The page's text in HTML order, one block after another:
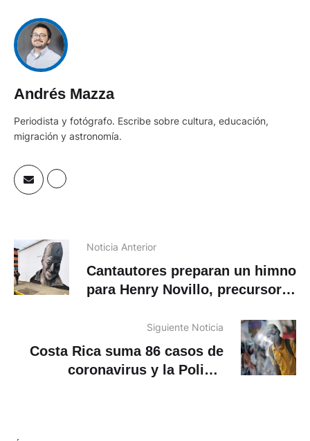
Andrés Mazza
Periodista y fotógrafo. Escribe sobre cultura, educación,
migración y astronomía.
Noticia Anterior
Cantautores preparan un himno
para Henry Novillo, precursor
Siguiente Noticia
Costa Rica suma 86 casos de
coronavirus y la Policía